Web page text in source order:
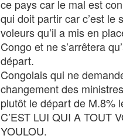
ce pays car le mal est
qui doit partir car c’est le
voleurs qu’il a mis en
Congo et ne s’arrêtera
départ.
Congolais qui ne
changement des
plutôt le départ de M.8%
C’EST LUI QUI A TOUT
YOULOU.